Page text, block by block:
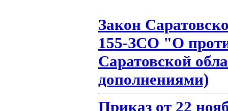
Закон
155-ЗСО "О
Саратовской
дополнениями)
Приказ от 22